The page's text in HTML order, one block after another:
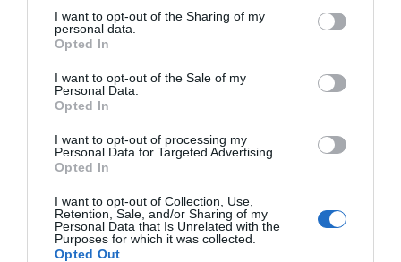
I want to opt-out of the Sharing of my
personal data.
Opted In
I want to opt-out of the Sale of my
Personal Data.
Opted In
I want to opt-out of processing my
Personal Data for Targeted Advertising.
Opted In
I want to opt-out of Collection, Use,
Retention, Sale, and/or Sharing of my
Personal Data that Is Unrelated with the
Purposes for which it was collected.
Opted Out
Sierpień 2013
ZNAKOMITY
szczegóły
Lipiec 2013
Podróżujący samotnie w sprawach
służbowych